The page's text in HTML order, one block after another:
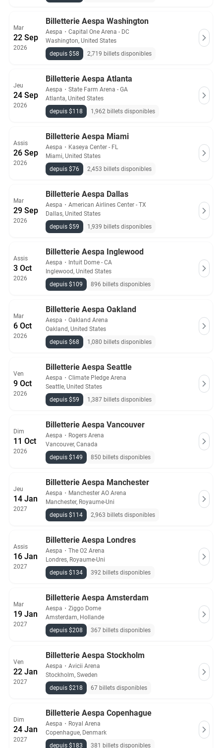
Mar
22 Sep
2026
Billetterie Aespa Washington
Aespa ・ Capital One Arena - DC
Washington, United States
depuis $58
2,719 billets disponibles
Jeu
24 Sep
2026
Billetterie Aespa Atlanta
Aespa ・ State Farm Arena - GA
Atlanta, United States
depuis $118
1,962 billets disponibles
Assis
26 Sep
2026
Billetterie Aespa Miami
Aespa ・ Kaseya Center - FL
Miami, United States
depuis $76
2,453 billets disponibles
Mar
29 Sep
2026
Billetterie Aespa Dallas
Aespa ・ American Airlines Center - TX
Dallas, United States
depuis $59
1,939 billets disponibles
Assis
3 Oct
2026
Billetterie Aespa Inglewood
Aespa ・ Intuit Dome - CA
Inglewood, United States
depuis $109
896 billets disponibles
Mar
6 Oct
2026
Billetterie Aespa Oakland
Aespa ・ Oakland Arena
Oakland, United States
depuis $68
1,080 billets disponibles
Ven
9 Oct
2026
Billetterie Aespa Seattle
Aespa ・ Climate Pledge Arena
Seattle, United States
depuis $59
1,387 billets disponibles
Dim
11 Oct
2026
Billetterie Aespa Vancouver
Aespa ・ Rogers Arena
Vancouver, Canada
depuis $149
850 billets disponibles
Jeu
14 Jan
2027
Billetterie Aespa Manchester
Aespa ・ Manchester AO Arena
Manchester, Royaume-Uni
depuis $114
2,963 billets disponibles
Assis
16 Jan
2027
Billetterie Aespa Londres
Aespa ・ The O2 Arena
Londres, Royaume-Uni
depuis $134
392 billets disponibles
Mar
19 Jan
2027
Billetterie Aespa Amsterdam
Aespa ・ Ziggo Dome
Amsterdam, Hollande
depuis $208
367 billets disponibles
Ven
22 Jan
2027
Billetterie Aespa Stockholm
Aespa ・ Avicii Arena
Stockholm, Sweden
depuis $218
67 billets disponibles
Dim
24 Jan
2027
Billetterie Aespa Copenhague
Aespa ・ Royal Arena
Copenhague, Denmark
depuis $183
381 billets disponibles